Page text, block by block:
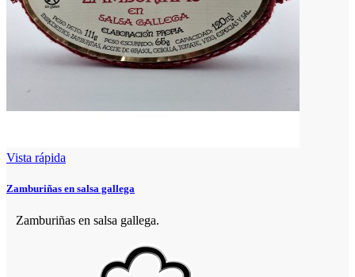
Vista rápida
Zamburiñas en salsa gallega
Zamburiñas en salsa gallega.